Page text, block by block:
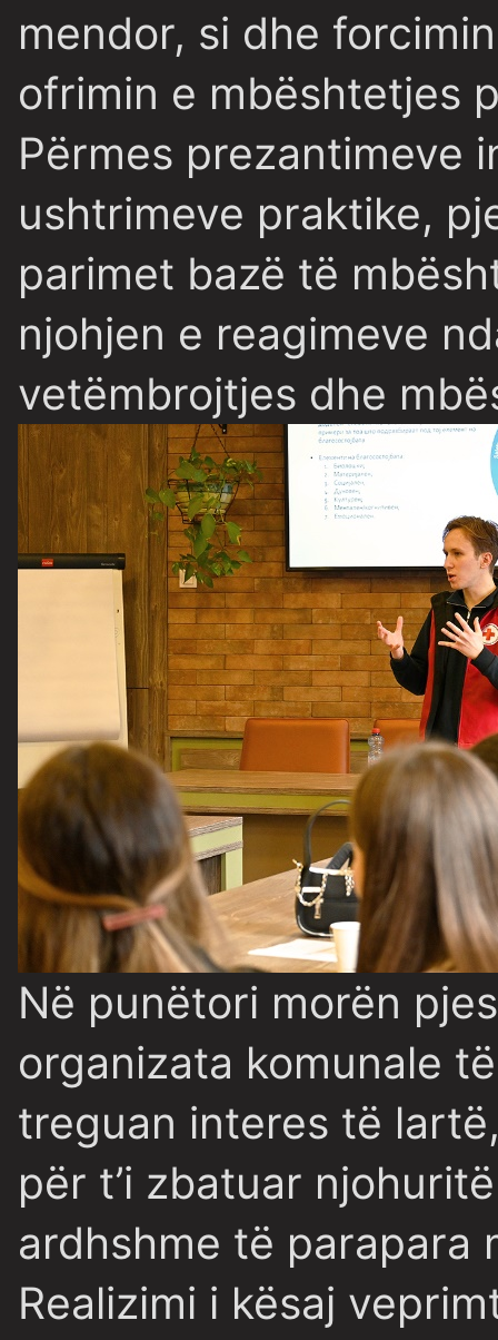
mendor, si dhe
ofrimin e mbështetjes
Përmes prezantimeve
ushtrimeve praktike,
parimet bazë të
njohjen e reagimeve
vetëmbrojtjes dhe
Në punëtori morën
organizata komunale
treguan interes të
për t’i zbatuar
ardhshme të parapara
Realizimi i kësaj